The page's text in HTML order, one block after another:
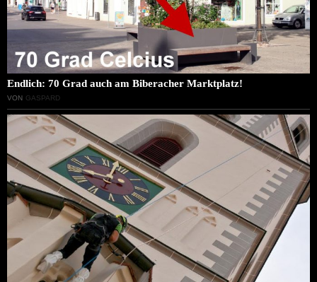
Endlich: 70 Grad auch am Biberacher Marktplatz!
VON GASPARD